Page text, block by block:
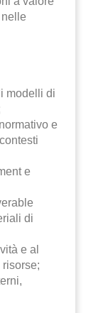
modelli di
e
e
di
e al